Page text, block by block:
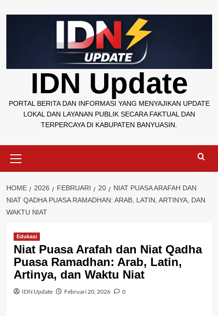
to
IDN Update
PORTAL BERITA DAN INFORMASI YANG MENYAJIKAN UPDATE
LOKAL DAN LAYANAN PUBLIK SECARA FAKTUAL DAN
TERPERCAYA DI KABUPATEN BANYUASIN.
Menu
HOME 2026 FEBRUARI 20
NIAT PUASA ARAFAH DAN
NIAT QADHA PUASA RAMADHAN: ARAB, LATIN, ARTINYA, DAN
WAKTU NIAT
Edukasi
Niat Puasa Arafah dan Niat Qadha
Puasa Ramadhan: Arab, Latin,
Artinya, dan Waktu Niat
IDN Update Februari 20, 2026 0